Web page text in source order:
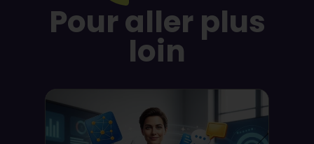
Pour aller plus
loin